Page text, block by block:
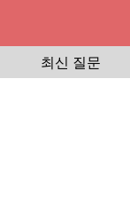
최신 질문